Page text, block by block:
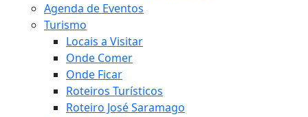
Agenda de Eventos
Turismo
Locais a Visitar
Onde Comer
Onde Ficar
Roteiros Turísticos
Roteiro José Saramago